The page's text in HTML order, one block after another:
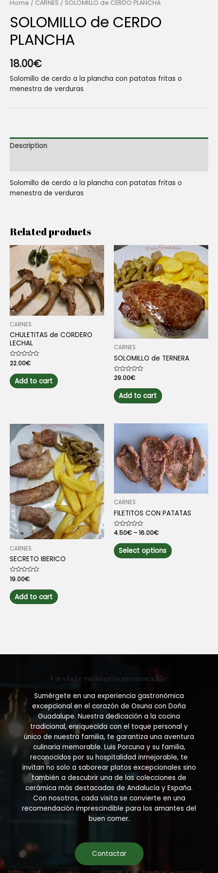
Home / CARNES / SOLOMILLO de CERDO PLANCHA
SOLOMILLO de CERDO
PLANCHA
18.00€
Solomillo de cerdo a la plancha con patatas fritas o
menestra de verduras
Description
Solomillo de cerdo a la plancha con patatas fritas o
menestra de verduras
Related products
CARNES
CHULETITAS de CORDERO
LECHAL
Rated
0
out
of
5
22.00€
Add to cart
CARNES
SOLOMILLO de TERNERA
Rated
0
out
of
5
29.00€
Add to cart
CARNES
SECRETO IBERICO
Rated
0
out
of
5
19.00€
Add to cart
CARNES
FILETITOS CON PATATAS
Rated
out
of
5
4.50€ –16.00€
Select options product
the
Un viaje culinario memorable
Sumérgete en una experiencia gastronómica
excepcional en el corazón de Osuna con Doña
Guadalupe. Nuestra dedicación a la cocina
tradicional, enriquecida con el toque personal y
único de nuestra familia, te garantiza una aventura
culinaria memorable. Luis Porcuna y su familia,
reconocidos por su hospitalidad inmejorable, te
invitan no solo a saborear platos excepcionales sino
también a descubrir una de las colecciones de
cerámica más destacadas de Andalucía y España.
Con nosotros, cada visita se convierte en una
recomendación imprescindible para los amantes del
buen comer.
Contactar